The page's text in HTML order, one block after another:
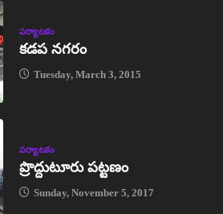
పర్యాటకం
కడప నగరం
Tuesday, March 3, 2015
పర్యాటకం
ప్రొద్దుటూరు పట్టణం
Sunday, November 5, 2017